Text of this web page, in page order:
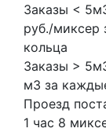
Заказы <
руб./миксер
кольца
Заказы >
м3 за
Проезд
1 час 8